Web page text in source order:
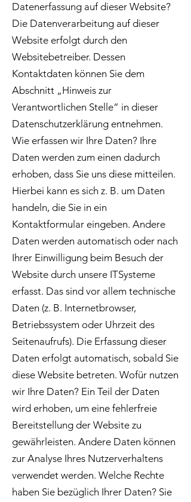
Datenerfassung auf dieser Website?
Die Datenverarbeitung auf dieser
Website erfolgt durch den
Websitebetreiber. Dessen
Kontaktdaten können Sie dem
Abschnitt „Hinweis zur
Verantwortlichen Stelle“ in dieser
Datenschutzerklärung entnehmen.
Wie erfassen wir Ihre Daten? Ihre
Daten werden zum einen dadurch
erhoben, dass Sie uns diese mitteilen.
Hierbei kann es sich z. B. um Daten
handeln, die Sie in ein
Kontaktformular eingeben. Andere
Daten werden automatisch oder nach
Ihrer Einwilligung beim Besuch der
Website durch unsere ITSysteme
erfasst. Das sind vor allem technische
Daten (z. B. Internetbrowser,
Betriebssystem oder Uhrzeit des
Seitenaufrufs). Die Erfassung dieser
Daten erfolgt automatisch, sobald Sie
diese Website betreten. Wofür nutzen
wir Ihre Daten? Ein Teil der Daten
wird erhoben, um eine fehlerfreie
Bereitstellung der Website zu
gewährleisten. Andere Daten können
zur Analyse Ihres Nutzerverhaltens
verwendet werden. Welche Rechte
haben Sie bezüglich Ihrer Daten? Sie